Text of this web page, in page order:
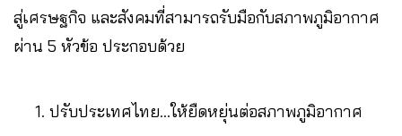
สู่เศรษฐกิจ และสังคมที่สามารถรับมือกับสภาพภูมิอากาศ
ผ่าน 5 หัวข้อ ประกอบด้วย
ปรับประเทศไทย…ให้ยืดหยุ่นต่อสภาพภูมิอากาศ